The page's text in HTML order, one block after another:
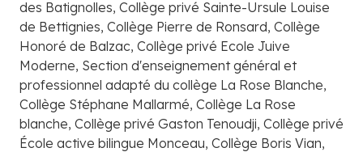
des Batignolles, Collège privé Sainte-Ursule Louise
de Bettignies, Collège Pierre de Ronsard, Collège
Honoré de Balzac, Collège privé Ecole Juive
Moderne, Section d'enseignement général et
professionnel adapté du collège La Rose Blanche,
Collège Stéphane Mallarmé, Collège La Rose
blanche, Collège privé Gaston Tenoudji, Collège privé
École active bilingue Monceau, Collège Boris Vian,